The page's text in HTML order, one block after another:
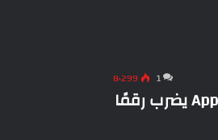
1 8٬299
ابل ايفون 12 – Apple iPhone 12 يضرب رقمًا